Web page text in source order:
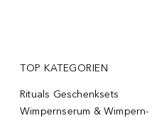
TOP KATEGORIEN
Rituals Geschenksets
Wimpernserum & Wimpern-